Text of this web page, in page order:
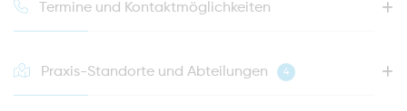
Termine und Kontaktmöglichkeiten
Praxis-Standorte und Abteilungen 4